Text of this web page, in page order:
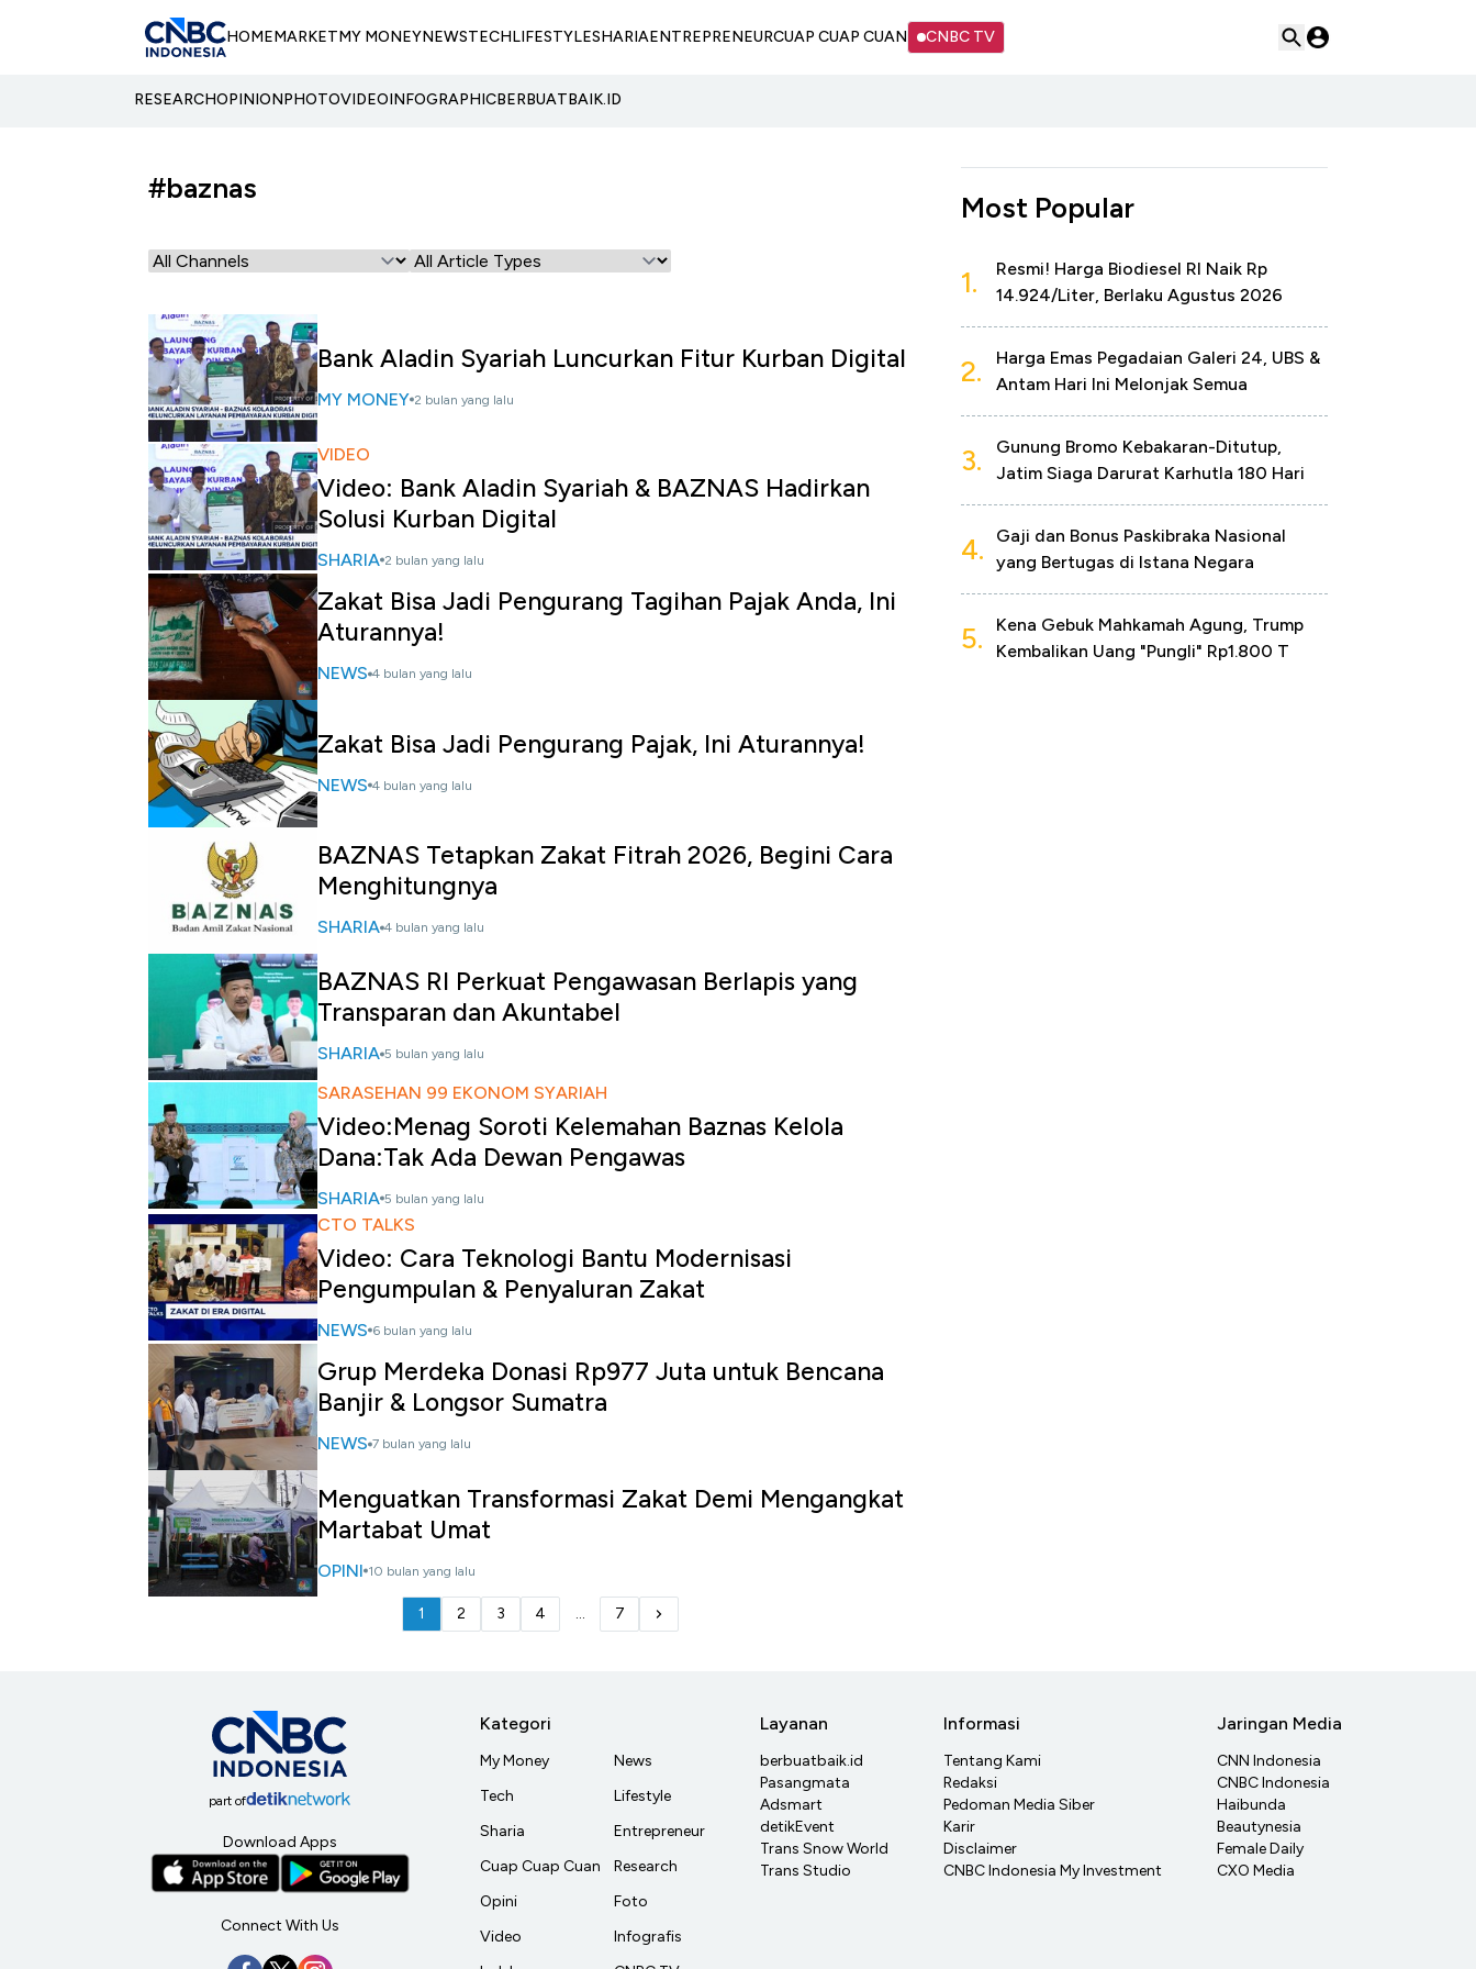
HOMEMARKETMY MONEYNEWSTECHLIFESTYLESHARIAENTREPRENEURCUAP CUAP CUAN CNBC TV
RESEARCHOPINIONPHOTOVIDEOINFOGRAPHICBERBUATBAIK.ID
#baznas
Bank Aladin Syariah Luncurkan Fitur Kurban Digital
MY MONEY 2 bulan yang lalu
VIDEO
Video: Bank Aladin Syariah & BAZNAS Hadirkan
Solusi Kurban Digital
SHARIA 2 bulan yang lalu
Zakat Bisa Jadi Pengurang Tagihan Pajak Anda, Ini
Aturannya!
NEWS 4 bulan yang lalu
Zakat Bisa Jadi Pengurang Pajak, Ini Aturannya!
NEWS 4 bulan yang lalu
BAZNAS Tetapkan Zakat Fitrah 2026, Begini Cara
Menghitungnya
SHARIA 4 bulan yang lalu
BAZNAS RI Perkuat Pengawasan Berlapis yang
Transparan dan Akuntabel
SHARIA 5 bulan yang lalu
SARASEHAN 99 EKONOM SYARIAH
Video:Menag Soroti Kelemahan Baznas Kelola
Dana:Tak Ada Dewan Pengawas
SHARIA 5 bulan yang lalu
CTO TALKS
Video: Cara Teknologi Bantu Modernisasi
Pengumpulan & Penyaluran Zakat
NEWS 6 bulan yang lalu
Grup Merdeka Donasi Rp977 Juta untuk Bencana
Banjir & Longsor Sumatra
NEWS 7 bulan yang lalu
Menguatkan Transformasi Zakat Demi Mengangkat
Martabat Umat
OPINI 10 bulan yang lalu
1 2 3 4 ... 7
Most Popular
1.
Resmi! Harga Biodiesel RI Naik Rp
14.924/Liter, Berlaku Agustus 2026
2.
Harga Emas Pegadaian Galeri 24, UBS &
Antam Hari Ini Melonjak Semua
3.
Gunung Bromo Kebakaran-Ditutup,
Jatim Siaga Darurat Karhutla 180 Hari
4.
Gaji dan Bonus Paskibraka Nasional
yang Bertugas di Istana Negara
5.
Kena Gebuk Mahkamah Agung, Trump
Kembalikan Uang "Pungli" Rp1.800 T
part of
Download Apps
Connect With Us
Kategori
My Money
Tech
Sharia
Cuap Cuap Cuan
Opini
Video
News
Lifestyle
Entrepreneur
Research
Foto
Infografis
Layanan
berbuatbaik.id
Pasangmata
Adsmart
detikEvent
Trans Snow World
Trans Studio
Informasi
Tentang Kami
Redaksi
Pedoman Media Siber
Karir
Disclaimer
CNBC Indonesia My Investment
Jaringan Media
CNN Indonesia
CNBC Indonesia
Haibunda
Beautynesia
Female Daily
CXO Media